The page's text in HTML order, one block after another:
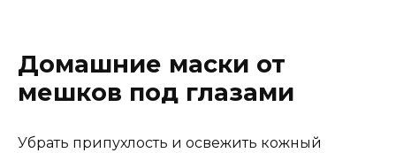
Домашние маски от
мешков под глазами
Убрать припухлость и освежить кожный